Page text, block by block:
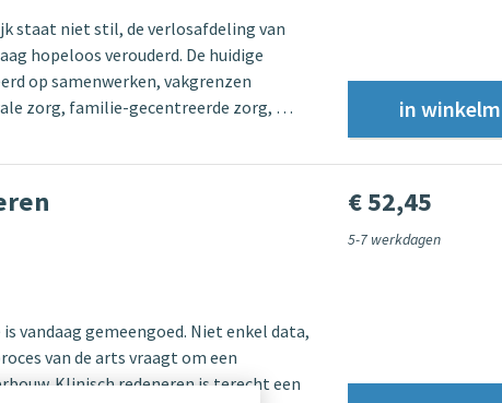
staat niet stil, de verlosafdeling van
hopeloos verouderd. De huidige
op samenwerken, vakgrenzen
zorg, familie-gecentreerde zorg, …
vandaag gemeengoed. Niet enkel data,
van de arts vraagt om een
Klinisch redeneren is terecht een
€ 52,45
5-7 werkdagen